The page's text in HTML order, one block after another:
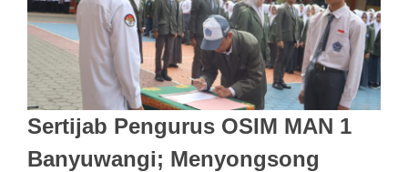
Sertijab Pengurus OSIM MAN 1
Banyuwangi; Menyongsong